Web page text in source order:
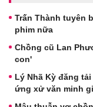
Trấn Thành tuyên
phim nữa
Chồng cũ Lan
con'
Lý Nhã Kỳ đăng
ứng xử văn minh